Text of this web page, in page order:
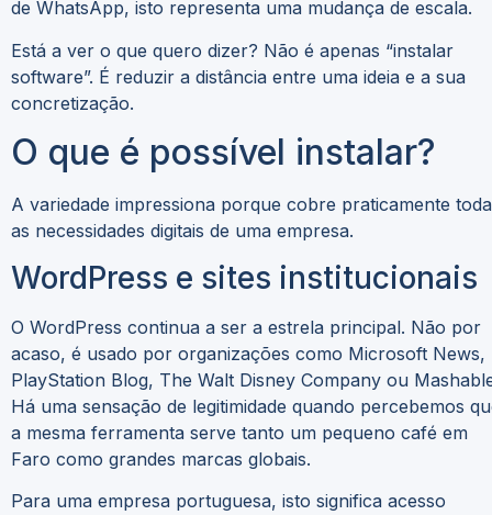
de WhatsApp, isto representa uma mudança de escala.
Está a ver o que quero dizer? Não é apenas “instalar
software”. É reduzir a distância entre uma ideia e a sua
concretização.
O que é possível instalar?
A variedade impressiona porque cobre praticamente
as necessidades digitais de uma empresa.
WordPress e sites institucionais
O WordPress continua a ser a estrela principal. Não por
acaso, é usado por organizações como Microsoft News,
PlayStation Blog, The Walt Disney Company ou
Há uma sensação de legitimidade quando percebemos
a mesma ferramenta serve tanto um pequeno café em
Faro como grandes marcas globais.
Para uma empresa portuguesa, isto significa acesso